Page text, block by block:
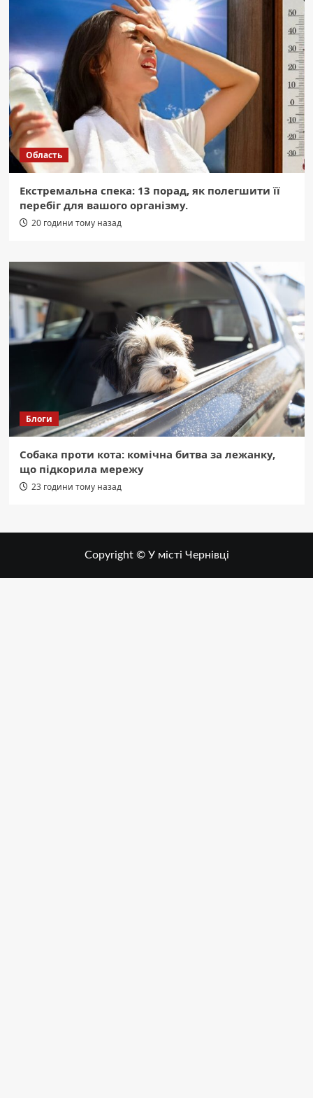
Область
Екстремальна спека: 13 порад, як полегшити її
перебіг для вашого організму.
20 години тому назад
Блоги
Собака проти кота: комічна битва за лежанку,
що підкорила мережу
23 години тому назад
Copyright © У місті Чернівці